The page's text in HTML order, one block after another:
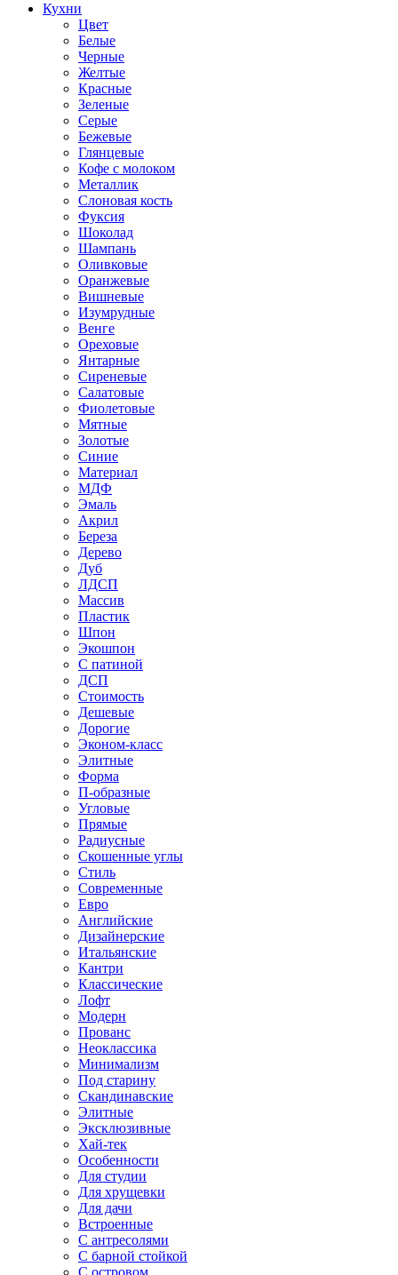
Кухни
Цвет
Белые
Черные
Желтые
Красные
Зеленые
Серые
Бежевые
Глянцевые
Кофе с молоком
Металлик
Слоновая кость
Фуксия
Шоколад
Шампань
Оливковые
Оранжевые
Вишневые
Изумрудные
Венге
Ореховые
Янтарные
Сиреневые
Салатовые
Фиолетовые
Мятные
Золотые
Синие
Материал
МДФ
Эмаль
Акрил
Береза
Дерево
Дуб
ЛДСП
Массив
Пластик
Шпон
Экошпон
С патиной
ДСП
Стоимость
Дешевые
Дорогие
Эконом-класс
Элитные
Форма
П-образные
Угловые
Прямые
Радиусные
Скошенные углы
Стиль
Современные
Евро
Английские
Дизайнерские
Итальянские
Кантри
Классические
Лофт
Модерн
Прованс
Неоклассика
Минимализм
Под старину
Скандинавские
Элитные
Эксклюзивные
Хай-тек
Особенности
Для студии
Для хрущевки
Для дачи
Встроенные
С антресолями
С барной стойкой
С островом